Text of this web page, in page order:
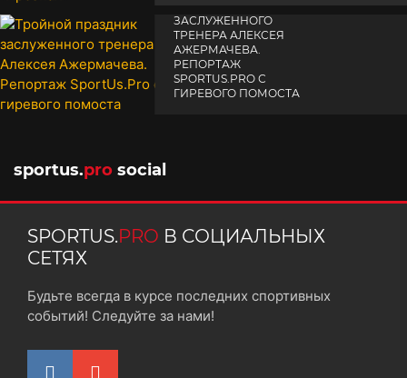
ЗАСЛУЖЕННОГО
ТРЕНЕРА АЛЕКСЕЯ
АЖЕРМАЧЕВА.
РЕПОРТАЖ
SPORTUS.PRO С
ГИРЕВОГО ПОМОСТА
sportus.pro social
SPORTUS.PRO В СОЦИАЛЬНЫХ
СЕТЯХ
Будьте всегда в курсе последних спортивных
событий! Следуйте за нами!